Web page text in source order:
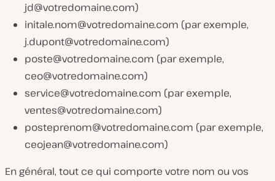
jd@votredomaine.com)
initale.nom@votredomaine.com (par exemple,
j.dupont@votredomaine.com)
poste@votredomaine.com (par exemple,
ceo@votredomaine.com)
service@votredomaine.com (par exemple,
ventes@votredomaine.com)
posteprenom@votredomaine.com (par exemple,
ceojean@votredomaine.com)
En général, tout ce qui comporte votre nom ou vos